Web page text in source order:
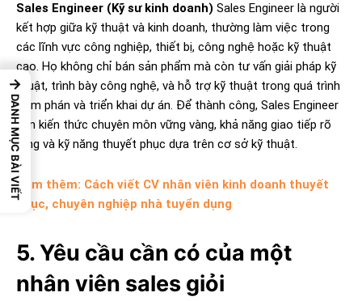
Sales Engineer (Kỹ sư kinh doanh) Sales Engineer là người
kết hợp giữa kỹ thuật và kinh doanh, thường làm việc trong
các lĩnh vực công nghiệp, thiết bị, công nghệ hoặc kỹ thuật
cao. Họ không chỉ bán sản phẩm mà còn tư vấn giải pháp kỹ
thuật, trình bày công nghệ, và hỗ trợ kỹ thuật trong quá trình
đàm phán và triển khai dự án. Để thành công, Sales Engineer
cần kiến thức chuyên môn vững vàng, khả năng giao tiếp rõ
ràng và kỹ năng thuyết phục dựa trên cơ sở kỹ thuật.
Xem thêm: Cách viết CV nhân viên kinh doanh thuyết
phục, chuyên nghiệp nhà tuyển dụng
5. Yêu cầu cần có của một
nhân viên sales giỏi
→
DANH MỤC BÀI VIẾT